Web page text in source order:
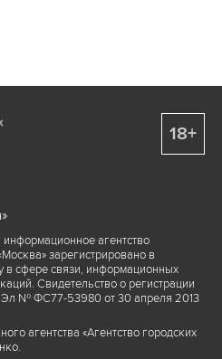
агентство
зарегистрировано в
в сфере связи, информационных
Свидетельство о регистрации
Эл № ФС77-53980 от 30 апреля 2013
агентства «Агентство городских
18+